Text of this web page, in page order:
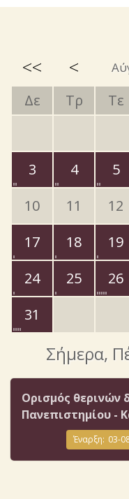
<< <
Δε Τρ Τε
3
4 5
10
11 12
17
18 19
24
25 26
31
Σήμερα,
Ορισμός θερινών
Πανεπιστημίου -
Έναρξη: 03-